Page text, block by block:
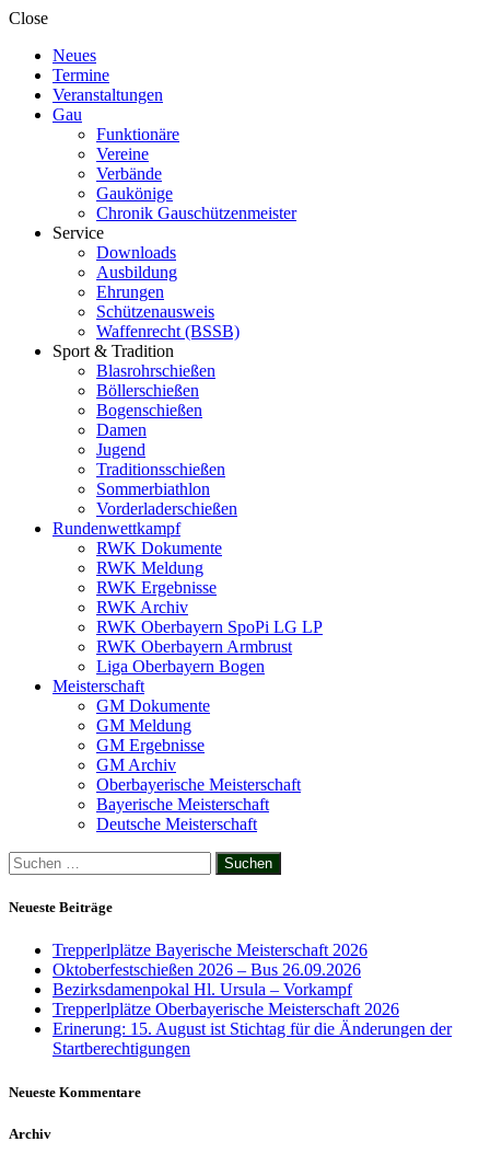
Close
Neues
Termine
Veranstaltungen
Gau
Funktionäre
Vereine
Verbände
Gaukönige
Chronik Gauschützenmeister
Service
Downloads
Ausbildung
Ehrungen
Schützenausweis
Waffenrecht (BSSB)
Sport & Tradition
Blasrohrschießen
Böllerschießen
Bogenschießen
Damen
Jugend
Traditionsschießen
Sommerbiathlon
Vorderladerschießen
Rundenwettkampf
RWK Dokumente
RWK Meldung
RWK Ergebnisse
RWK Archiv
RWK Oberbayern SpoPi LG LP
RWK Oberbayern Armbrust
Liga Oberbayern Bogen
Meisterschaft
GM Dokumente
GM Meldung
GM Ergebnisse
GM Archiv
Oberbayerische Meisterschaft
Bayerische Meisterschaft
Deutsche Meisterschaft
Suchen
nach:
Neueste Beiträge
Trepperlplätze Bayerische Meisterschaft 2026
Oktoberfestschießen 2026 – Bus 26.09.2026
Bezirksdamenpokal Hl. Ursula – Vorkampf
Trepperlplätze Oberbayerische Meisterschaft 2026
Erinerung: 15. August ist Stichtag für die Änderungen der
Startberechtigungen
Neueste Kommentare
Archiv